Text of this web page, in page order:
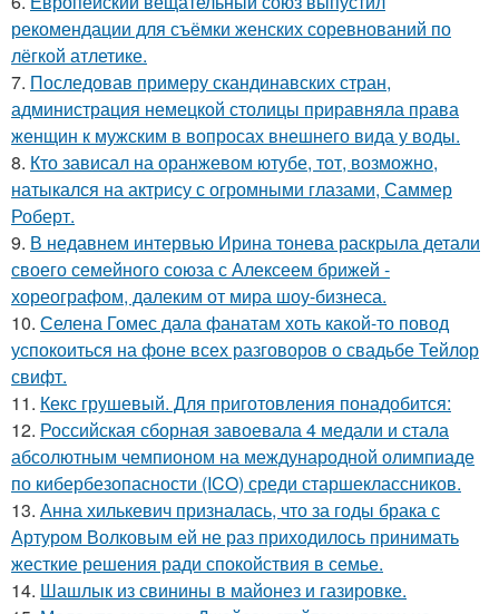
рекомендации для съёмки женских соревнований по
лёгкой атлетике.
7. Последовав примеру скандинавских стран,
администрация немецкой столицы приравняла права
женщин к мужским в вопросах внешнего вида у воды.
8. Кто зависал на оранжевом ютубе, тот, возможно,
натыкался на актрису с огромными глазами, Саммер
Роберт.
9. В недавнем интервью Ирина тонева раскрыла детали
своего семейного союза с Алексеем брижей -
хореографом, далеким от мира шоу-бизнеса.
10. Селена Гомес дала фанатам хоть какой-то повод
успокоиться на фоне всех разговоров о свадьбе Тейлор
свифт.
11. Кекс грушевый. Для приготовления понадобится:
12. Российская сборная завоевала 4 медали и стала
абсолютным чемпионом на международной олимпиаде
по кибербезопасности (ICO) среди старшеклассников.
13. Анна хилькевич призналась, что за годы брака с
Артуром Волковым ей не раз приходилось принимать
жесткие решения ради спокойствия в семье.
14. Шашлык из свинины в майонез и газировке.